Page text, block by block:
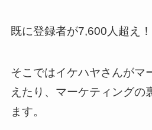
既に登録者が7,600人超え！
そこではイケハヤさんがマ
えたり、マーケティングの
ます。